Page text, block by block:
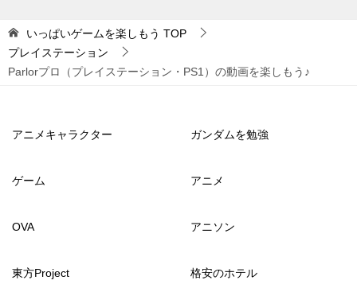
いっぱいゲームを楽しもう TOP
プレイステーション
Parlorプロ（プレイステーション・PS1）の動画を楽しもう♪
アニメキャラクター ガンダムを勉強
ゲーム アニメ
OVA アニソン
東方Project 格安のホテル